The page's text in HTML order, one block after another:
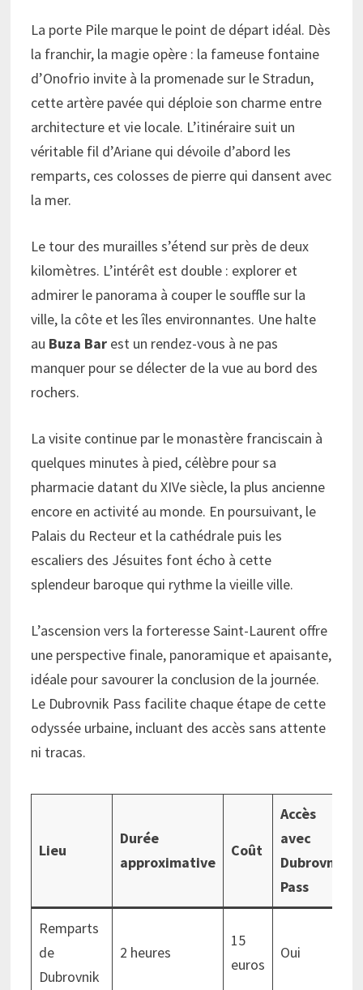
La porte Pile marque le point de départ idéal. Dès
la franchir, la magie opère : la fameuse fontaine
d’Onofrio invite à la promenade sur le Stradun,
cette artère pavée qui déploie son charme entre
architecture et vie locale. L’itinéraire suit un
véritable fil d’Ariane qui dévoile d’abord les
remparts, ces colosses de pierre qui dansent avec
la mer.
Le tour des murailles s’étend sur près de deux
kilomètres. L’intérêt est double : explorer et
admirer le panorama à couper le souffle sur la
ville, la côte et les îles environnantes. Une halte
au Buza Bar est un rendez-vous à ne pas
manquer pour se délecter de la vue au bord des
rochers.
La visite continue par le monastère franciscain à
quelques minutes à pied, célèbre pour sa
pharmacie datant du XIVe siècle, la plus ancienne
encore en activité au monde. En poursuivant, le
Palais du Recteur et la cathédrale puis les
escaliers des Jésuites font écho à cette
splendeur baroque qui rythme la vieille ville.
L’ascension vers la forteresse Saint-Laurent offre
une perspective finale, panoramique et apaisante,
idéale pour savourer la conclusion de la journée.
Le Dubrovnik Pass facilite chaque étape de cette
odyssée urbaine, incluant des accès sans attente
ni tracas.
Lieu
Durée
approximative
Coût
Accès
avec
Dubrovnik
Pass
Remparts
de
Dubrovnik
2 heures
15
euros
Oui